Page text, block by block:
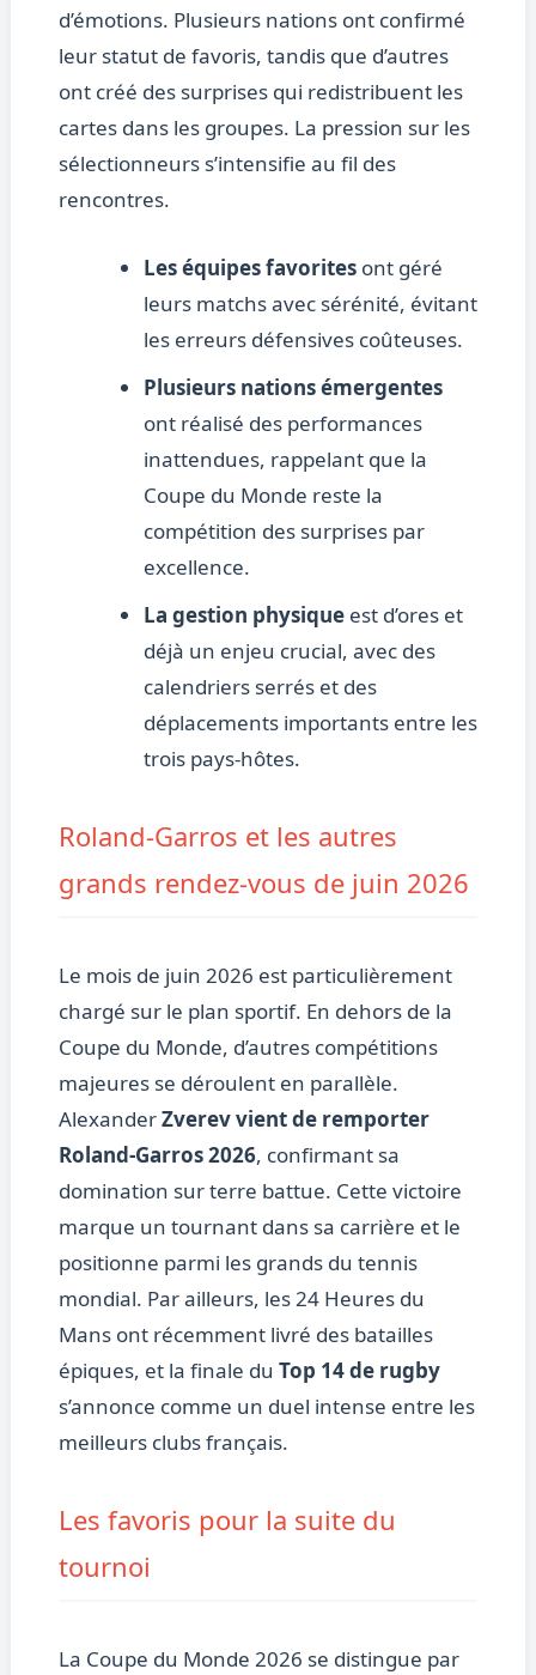
d’émotions. Plusieurs nations ont confirmé
leur statut de favoris, tandis que d’autres
ont créé des surprises qui redistribuent les
cartes dans les groupes. La pression sur les
sélectionneurs s’intensifie au fil des
rencontres.
Les équipes favoritesont géré
leurs matchs avec sérénité, évitant
les erreurs défensives coûteuses.
Plusieurs nations émergentes
ont réalisé des performances
inattendues, rappelant que la
Coupe du Monde reste la
compétition des surprises par
excellence.
La gestion physiqueest d’ores et
déjà un enjeu crucial, avec des
calendriers serrés et des
déplacements importants entre les
trois pays-hôtes.
Roland-Garros et les autres
grands rendez-vous de juin 2026
Le mois de juin 2026 est particulièrement
chargé sur le plan sportif. En dehors de la
Coupe du Monde, d’autres compétitions
majeures se déroulent en parallèle.
AlexanderZverev vient de remporter
Roland-Garros 2026, confirmant sa
domination sur terre battue. Cette victoire
marque un tournant dans sa carrière et le
positionne parmi les grands du tennis
mondial. Par ailleurs, les 24 Heures du
Mans ont récemment livré des batailles
épiques, et la finale du Top 14 de rugby
s’annonce comme un duel intense entre les
meilleurs clubs français.
Les favoris pour la suite du
tournoi
La Coupe du Monde 2026 se distingue par